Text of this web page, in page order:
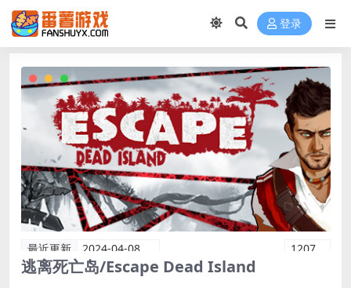
登录
最近更新 2024-04-08 1207
逃离死亡岛/Escape Dead Island